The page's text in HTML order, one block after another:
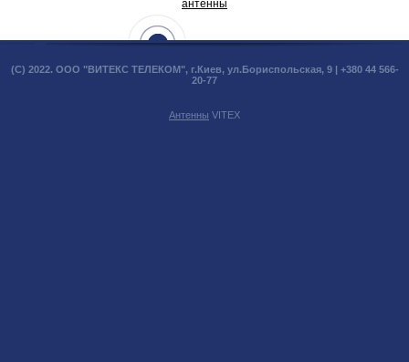
антенны
(С) 2022. ООО "ВИТЕКС ТЕЛЕКОМ", г.Киев, ул.Бориспольская, 9 | +380 44 566-
20-77
Антенны VITEX